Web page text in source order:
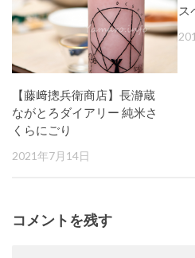
【藤﨑摠兵衛商店】長瀞蔵
ながとろダイアリー 純米さ
くらにごり
2021年7月14日
ス
コメントを残す